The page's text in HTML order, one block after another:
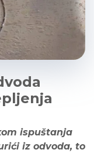
ispuštanja
iz odvoda, to